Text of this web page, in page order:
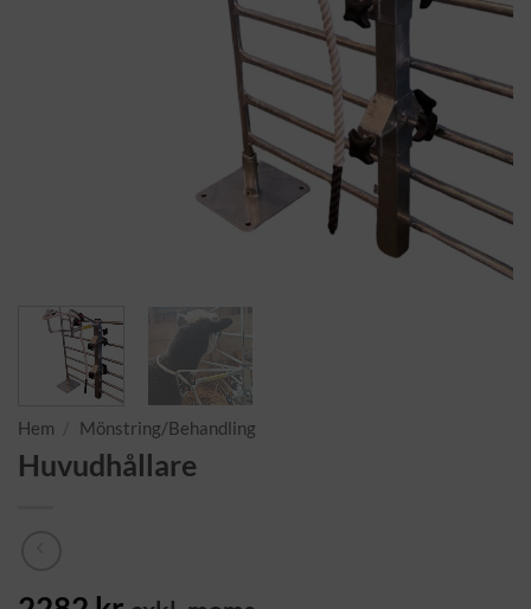
Hem Mönstring/Behandling
Huvudhållare